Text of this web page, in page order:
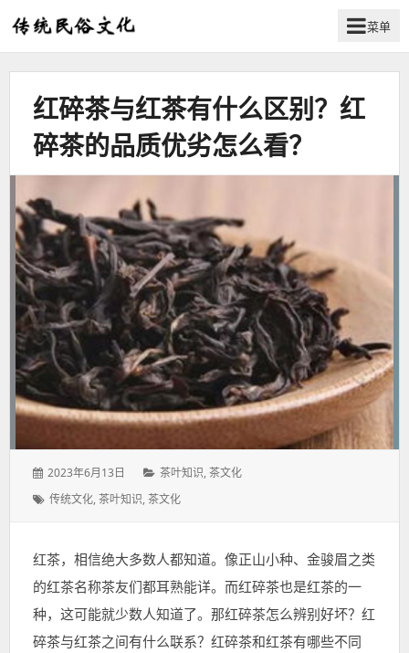
弘
扬
菜单
红碎茶与红茶有什么区别？红
碎茶的品质优劣怎么看？
发
于：
2023年6月13日
分
茶叶知识,茶文化
标
传统文化,茶叶知识,茶文化
红茶，相信绝大多数人都知道。像正山小种、金骏眉之类
的红茶名称茶友们都耳熟能详。而红碎茶也是红茶的一
种，这可能就少数人知道了。那红碎茶怎么辨别好坏？红
碎茶与红茶之间有什么联系？红碎茶和红茶有哪些不同